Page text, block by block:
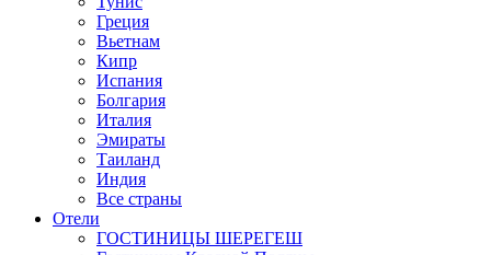
Греция
Вьетнам
Кипр
Испания
Болгария
Италия
Эмираты
Таиланд
Индия
Все страны
Отели
ГОСТИНИЦЫ ШЕРЕГЕШ